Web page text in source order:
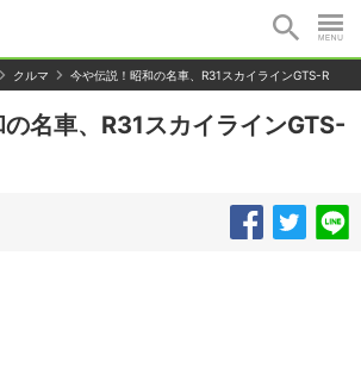
クルマ 今や伝説！昭和の名車、R31スカイラインGTS-R
名車、R31スカイラインGTS-